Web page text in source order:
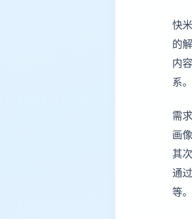
快
的
内
系。
需
画
其
通
等。